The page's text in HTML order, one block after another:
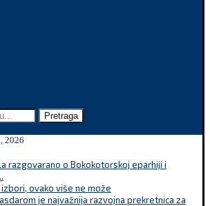
Pretraga
2026
razgovarano o Bokokotorskoj eparhiji i
ovako više ne može
je najvažnija razvojna prekretnica za